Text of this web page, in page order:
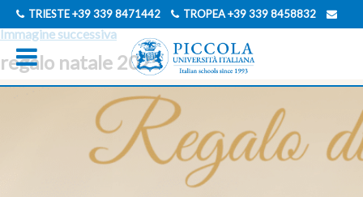
TRIESTE+39 339 8471442 TROPEA+39 339 8458832
INFO@PICCOLAUNIVERSITAITALIANA.COM
INGLESE FRANCESE TEDESCO GIAPPONESE
Immagine precedente
Immagine successiva
regalo natale 2025